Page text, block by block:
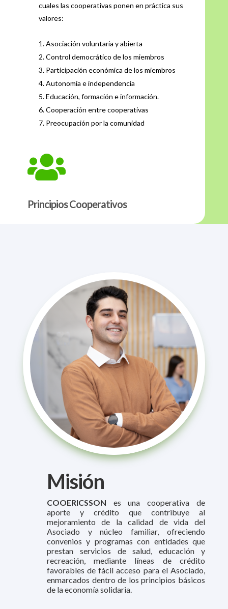
cuales las cooperativas ponen en práctica sus
valores:
Asociación voluntaria y abierta
Control democrático de los miembros
Participación económica de los miembros
Autonomía e independencia
Educación, formación e información.
Cooperación entre cooperativas
Preocupación por la comunidad

Principios Cooperativos
Misión
COOERICSSON es una cooperativa de
aporte y crédito que contribuye al
mejoramiento de la calidad de vida del
Asociado y núcleo familiar, ofreciendo
convenios y programas con entidades que
prestan servicios de salud, educación y
recreación, mediante líneas de crédito
favorables de fácil acceso para el Asociado,
enmarcados dentro de los principios básicos
de la economía solidaria.